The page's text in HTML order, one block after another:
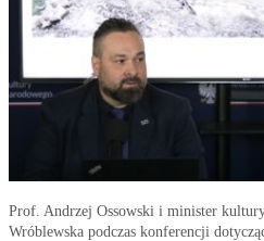
Prof. Andrzej Ossowski i minister
Wróblewska podczas konferencji